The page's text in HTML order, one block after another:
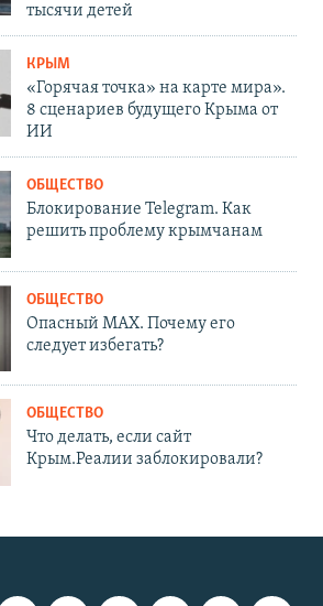
тысячи детей
КРЫМ
«Горячая точка» на карте мира».
8 сценариев будущего Крыма от
ИИ
ОБЩЕСТВО
Блокирование Telegram. Как
решить проблему крымчанам
ОБЩЕСТВО
Опасный MAX. Почему его
следует избегать?
ОБЩЕСТВО
Что делать, если сайт
Крым.Реалии заблокировали?